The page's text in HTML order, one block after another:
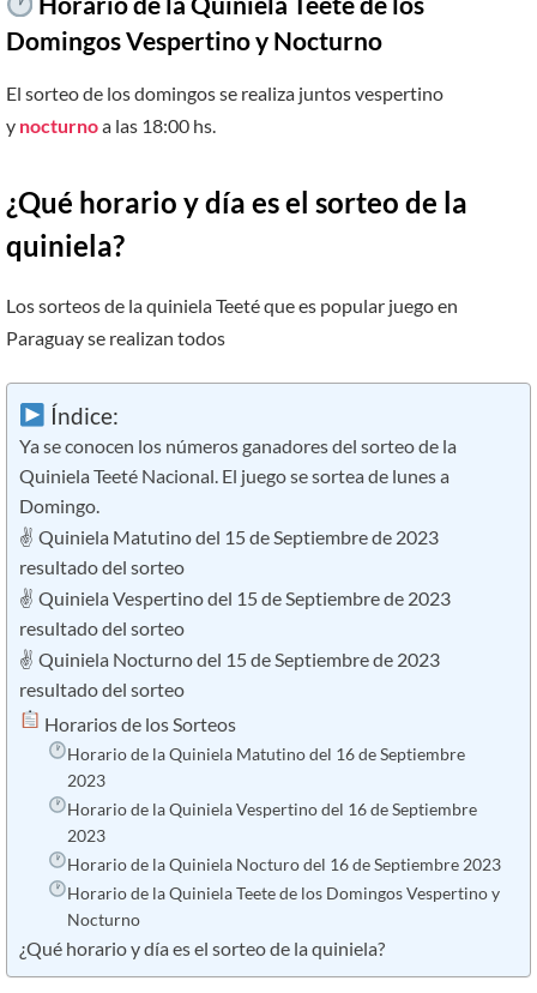
Domingos Vespertino y Nocturno
El sorteo de los domingos se realiza juntos vespertino
y nocturnoa las 18:00 hs.
¿Qué horario y día es el sorteo de la
quiniela?
Los sorteos de la quiniela Teeté que es popular juego en
Paraguay se realizan todos
Índice:
Ya se conocen los números ganadores del sorteo de la
Quiniela Teeté Nacional. El juego se sortea de lunes a
Domingo.
✌ Quiniela Matutino del 15 de Septiembre de 2023
resultado del sorteo
✌ Quiniela Vespertino del 15 de Septiembre de 2023
resultado del sorteo
✌ Quiniela Nocturno del 15 de Septiembre de 2023
resultado del sorteo
​ Horarios de los Sorteos
Horario de la Quiniela Matutino del 16 de Septiembre
2023
Horario de la Quiniela Vespertino del 16 de Septiembre
2023
Horario de la Quiniela Nocturo del 16 de Septiembre 2023
Horario de la Quiniela Teete de los Domingos Vespertino y
Nocturno
¿Qué horario y día es el sorteo de la quiniela?